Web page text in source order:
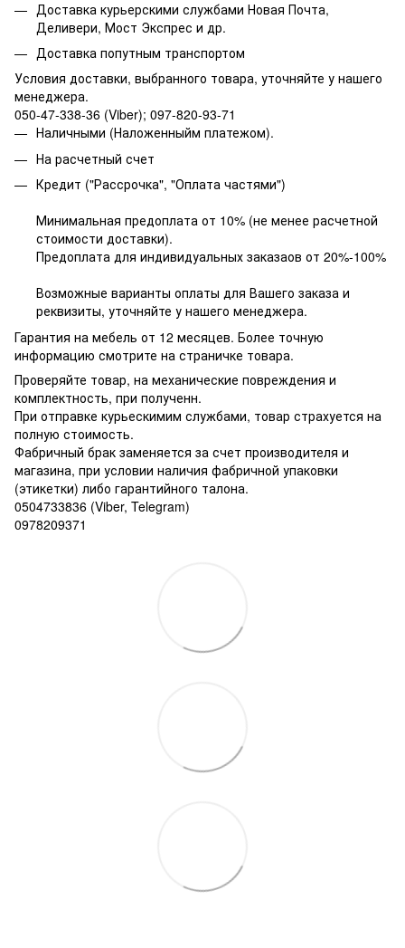
Доставка курьерскими службами Новая Почта,
Деливери, Мост Экспрес и др.
Доставка попутным транспортом
Условия доставки, выбранного товара, уточняйте у нашего
менеджера.
050-47-338-36 (Viber); 097-820-93-71
Наличными (Наложенныйм платежом).
На расчетный счет
Кредит ("Рассрочка", "Оплата частями")
Минимальная предоплата от 10% (не менее расчетной
стоимости доставки).
Предоплата для индивидуальных заказаов от 20%-100%
Возможные варианты оплаты для Вашего заказа и
реквизиты, уточняйте у нашего менеджера.
Гарантия на мебель от 12 месяцев. Более точную
информацию смотрите на страничке товара.
Проверяйте товар, на механические повреждения и
комплектность, при полученн.
При отправке курьескимим службами, товар страхуется на
полную стоимость.
Фабричный брак заменяется за счет производителя и
магазина, при условии наличия фабричной упаковки
(этикетки) либо гарантийного талона.
0504733836 (Viber, Telegram)
0978209371